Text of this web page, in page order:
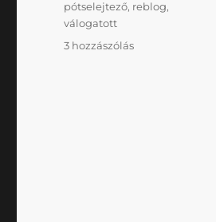
pótselejtező, reblog,
válogatott
3 hozzászólásMindezek